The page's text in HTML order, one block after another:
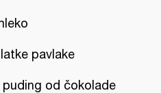
pavlake
puding od čokolade